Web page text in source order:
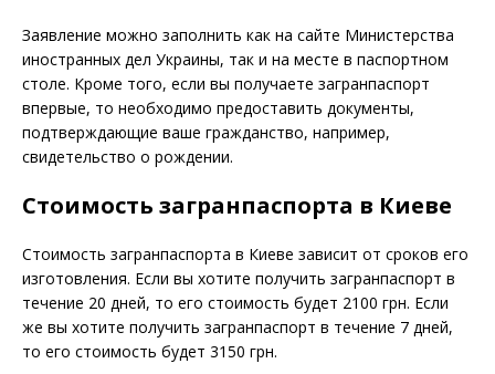
Заявление можно заполнить как на сайте Министерства
иностранных дел Украины, так и на месте в паспортном
столе. Кроме того, если вы получаете загранпаспорт
впервые, то необходимо предоставить документы,
подтверждающие ваше гражданство, например,
свидетельство о рождении.
Стоимость загранпаспорта в Киеве
Стоимость загранпаспорта в Киеве зависит от сроков его
изготовления. Если вы хотите получить загранпаспорт в
течение 20 дней, то его стоимость будет 2100 грн. Если
же вы хотите получить загранпаспорт в течение 7 дней,
то его стоимость будет 3150 грн.